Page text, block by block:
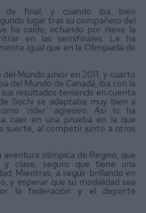
de final, y cuando iba bien
lugar tras su compañero del
ha caído, echando por nieve la
en las semifinales. Le ha
igual que en la Olimpiada de
Mundo junior en 2011, y cuarto
del Mundo de Canadá, iba con la
resultados teniendo en cuenta
Sochi se adaptaba muy bien a
‘rider’ agresivo. Así lo ha
caer en una prueba en la que
suerte, al competir junto a otros
aventura olímpica de Regino, que
clase, seguro que tiene una
Mientras, a seguir brillando en
y esperar que su modalidad sea
la federación y el deporte